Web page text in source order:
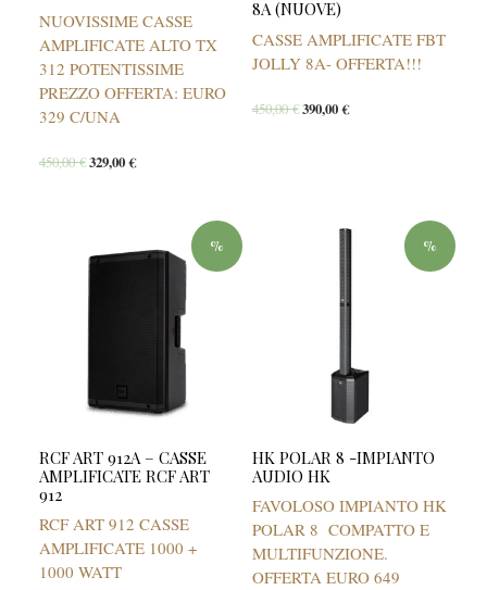
NUOVISSIME CASSE
AMPLIFICATE ALTO TX
312 POTENTISSIME
PREZZO OFFERTA: EURO
329 C/UNA
450,00€329,00€
8A (NUOVE)
CASSE AMPLIFICATE FBT
JOLLY 8A- OFFERTA!!!
450,00€390,00€
%
RCF ART 912A – CASSE
AMPLIFICATE RCF ART
912
RCF ART 912 CASSE
AMPLIFICATE 1000 +
1000 WATT
%
HK POLAR 8 -IMPIANTO
AUDIO HK
FAVOLOSO IMPIANTO HK
POLAR 8 COMPATTO E
MULTIFUNZIONE.
OFFERTA EURO 649